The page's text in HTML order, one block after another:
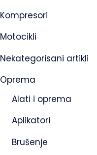
Kompresori
Motocikli
Nekategorisani artikli
Oprema
Alati i oprema
Aplikatori
Brušenje